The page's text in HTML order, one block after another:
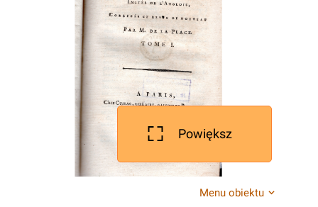
Powiększ
Menu obiektu